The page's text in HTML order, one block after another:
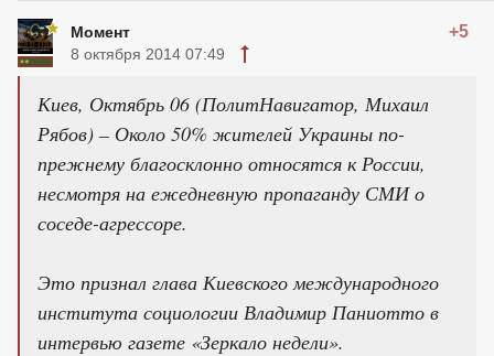
Момент +5
8 октября 2014 07:49
Киев, Октябрь 06 (ПолитНавигатор, Михаил
Рябов) – Около 50% жителей Украины по-
прежнему благосклонно относятся к России,
несмотря на ежедневную пропаганду СМИ о
соседе-агрессоре.
Это признал глава Киевского международного
института социологии Владимир Паниотто в
интервью газете «Зеркало недели».